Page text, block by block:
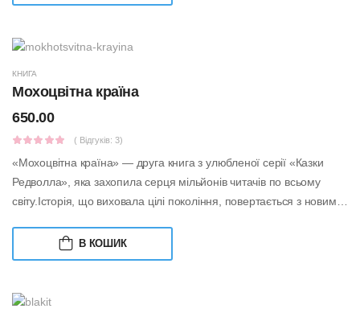
КНИГА
Мохоцвітна країна
650.00
( Відгуків: 3)
«Мохоцвітна країна» — друга книга з улюбленої серії «Казки
Редволла», яка захопила серця мільйонів читачів по всьому
світу.Історія, що виховала цілі покоління, повертається з новими
В КОШИК